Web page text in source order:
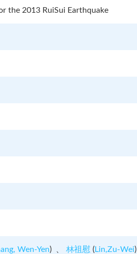
the 2013 RuiSui Earthquake
Wen-Yen) 林祖慰(Lin,Zu-Wei)